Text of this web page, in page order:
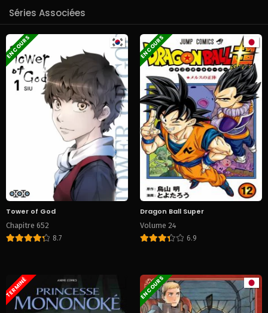
Séries Associées
EN COURS
Tower of God
Chapitre 652
8.7
EN COURS
Dragon Ball Super
Volume 24
6.9
TERMINÉ EN COURS